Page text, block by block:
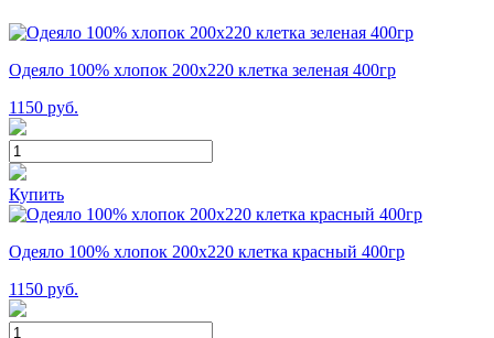
Одеяло 100% хлопок 200x220 клетка зеленая 400гр
1150 руб.
Купить
Одеяло 100% хлопок 200x220 клетка красный 400гр
1150 руб.